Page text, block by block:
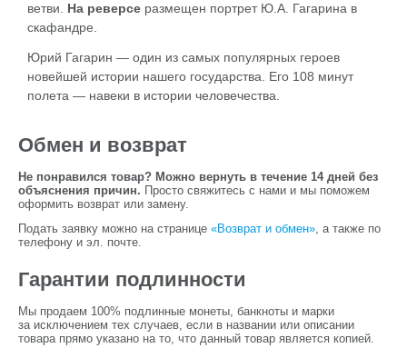
ветви. На реверсе размещен портрет Ю.А. Гагарина в
скафандре.
Юрий Гагарин — один из самых популярных героев
новейшей истории нашего государства. Его 108 минут
полета — навеки в истории человечества.
Обмен и возврат
Не понравился товар? Можно вернуть в течение 14 дней без
объяснения причин. Просто свяжитесь с нами и мы поможем
оформить возврат или замену.
Подать заявку можно на странице «Возврат и обмен», а также по
телефону и эл. почте.
Гарантии подлинности
Мы продаем 100% подлинные монеты, банкноты и марки
за исключением тех случаев, если в названии или описании
товара прямо указано на то, что данный товар является копией.